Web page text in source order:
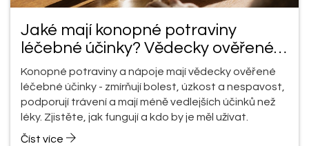
Jaké mají konopné potraviny
léčebné účinky? Vědecky ověřené
benefity
Konopné potraviny a nápoje mají vědecky ověřené
léčebné účinky - zmírňují bolest, úzkost a nespavost,
podporují trávení a mají méně vedlejších účinků než
léky. Zjistěte, jak fungují a kdo by je měl užívat.
Číst více